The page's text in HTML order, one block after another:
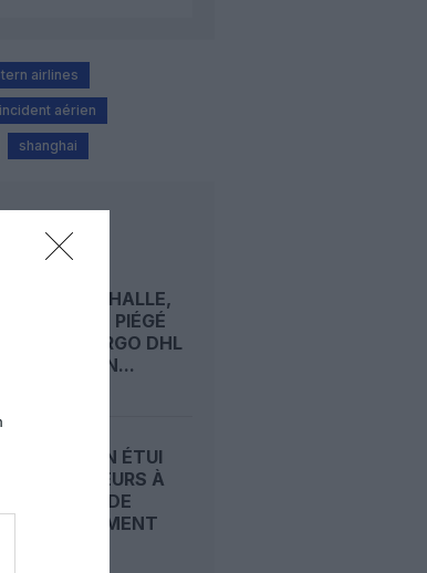
airlines
incident aérien
shanghai
AUSSI
À LEIPZIG/HALLE,
UN DRONE PIÉGÉ
ET UN CARGO DHL
HEURTÉ EN...
SWISS : UN ÉTUI
D’ÉCOUTEURS À
L’ORIGINE DE
DÉROUTEMENT